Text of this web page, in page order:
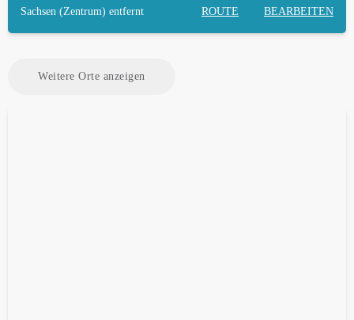
Sachsen (Zentrum) entfernt
ROUTE BEARBEITEN
Weitere Orte anzeigen